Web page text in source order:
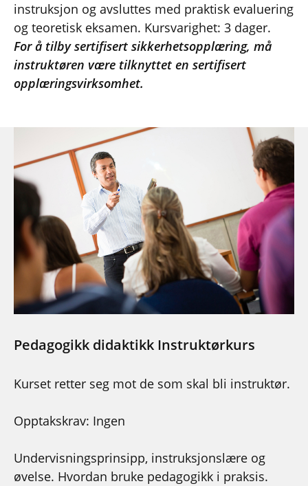
instruksjon og avsluttes med praktisk evaluering
og teoretisk eksamen. Kursvarighet: 3 dager.
For å tilby sertifisert sikkerhetsopplæring, må
instruktøren være tilknyttet en sertifisert
opplæringsvirksomhet.
Pedagogikk didaktikk Instruktørkurs
Kurset retter seg mot de som skal bli instruktør.
Opptakskrav: Ingen
Undervisningsprinsipp, instruksjonslære og
øvelse. Hvordan bruke pedagogikk i praksis.